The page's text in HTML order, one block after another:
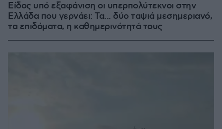
Είδος υπό εξαφάνιση οι υπερπολύτεκνοι στην
Ελλάδα που γερνάει: Τα... δύο ταψιά μεσημεριανό,
τα επιδόματα, η καθημερινότητά τους